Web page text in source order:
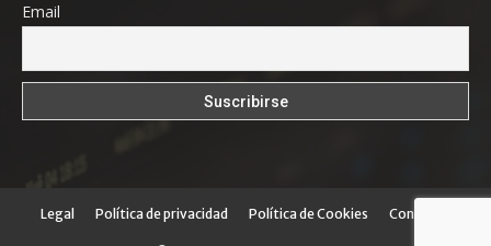
Email
Legal Política de privacidad Política de Cookies Contacto